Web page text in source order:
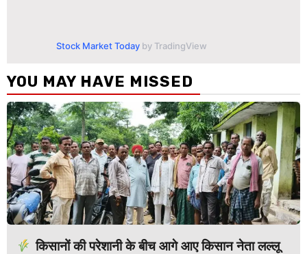
Stock Market Today by TradingView
YOU MAY HAVE MISSED
किसानों की परेशानी के बीच आगे आए किसान नेता लल्लू